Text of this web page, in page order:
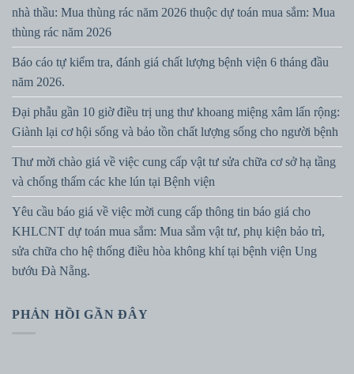
nhà thầu: Mua thùng rác năm 2026 thuộc dự toán mua sắm: Mua
thùng rác năm 2026
Báo cáo tự kiểm tra, đánh giá chất lượng bệnh viện 6 tháng đầu
năm 2026.
Đại phẫu gần 10 giờ điều trị ung thư khoang miệng xâm lấn rộng:
Giành lại cơ hội sống và bảo tồn chất lượng sống cho người bệnh
Thư mời chào giá về việc cung cấp vật tư sửa chữa cơ sở hạ tầng
và chống thấm các khe lún tại Bệnh viện
Yêu cầu báo giá về việc mời cung cấp thông tin báo giá cho
KHLCNT dự toán mua sắm: Mua sắm vật tư, phụ kiện bảo trì,
sửa chữa cho hệ thống điều hòa không khí tại bệnh viện Ung
bướu Đà Nẵng.
PHẢN HỒI GẦN ĐÂY